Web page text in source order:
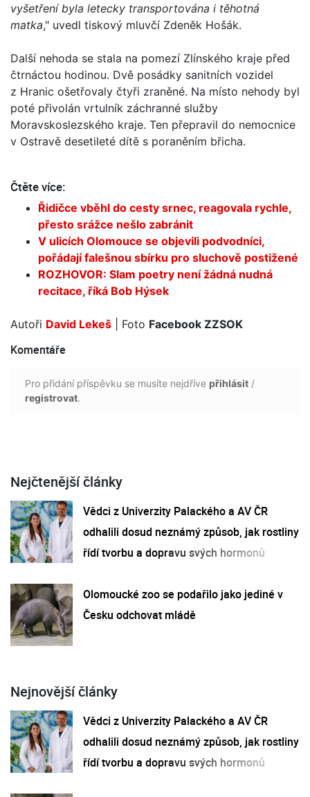
vyšetření byla letecky transportována i těhotná
matka," uvedl tiskový mluvčí Zdeněk Hošák.
Další nehoda se stala na pomezí Zlínského kraje před
čtrnáctou hodinou. Dvě posádky sanitních vozidel
z Hranic ošetřovaly čtyři zraněné. Na místo nehody byl
poté přivolán vrtulník záchranné služby
Moravskoslezského kraje. Ten přepravil do nemocnice
v Ostravě desetileté dítě s poraněním břicha.
Čtěte více:
Řidičce vběhl do cesty srnec, reagovala rychle,
přesto srážce nešlo zabránit
V ulicích Olomouce se objevili podvodníci,
pořádají falešnou sbírku pro sluchově postižené
ROZHOVOR: Slam poetry není žádná nudná
recitace, říká Bob Hýsek
Autoři David Lekeš | Foto Facebook ZZSOK
Komentáře
Pro přidání příspěvku se musíte nejdříve přihlásit /
registrovat.
Nejčtenější články
Vědci z Univerzity Palackého a AV ČR
odhalili dosud neznámý způsob, jak rostliny
řídí tvorbu a dopravu svých hormonů
Olomoucké zoo se podařilo jako jediné v
Česku odchovat mládě
Nejnovější články
Vědci z Univerzity Palackého a AV ČR
odhalili dosud neznámý způsob, jak rostliny
řídí tvorbu a dopravu svých hormonů